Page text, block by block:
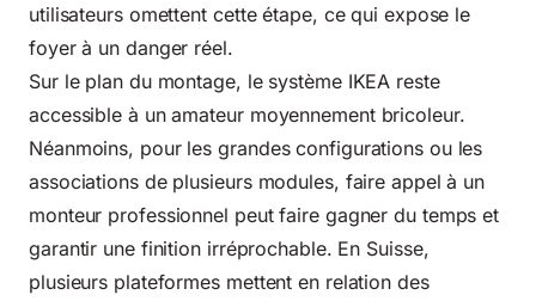
utilisateurs omettent cette étape, ce qui expose le
foyer à un danger réel.
Sur le plan du montage, le système IKEA reste
accessible à un amateur moyennement bricoleur.
Néanmoins, pour les grandes configurations ou les
associations de plusieurs modules, faire appel à un
monteur professionnel peut faire gagner du temps et
garantir une finition irréprochable. En Suisse,
plusieurs plateformes mettent en relation des